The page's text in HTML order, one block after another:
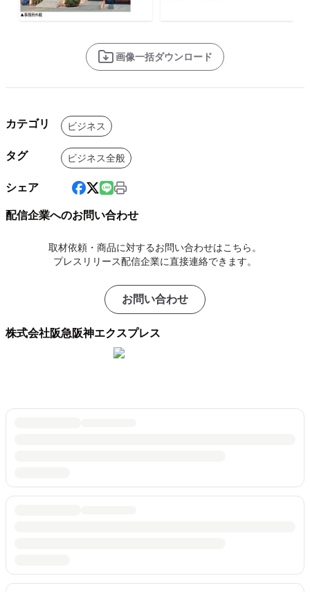
画像一括ダウンロード
カテゴリ ビジネス
タグ ビジネス全般
シェア
配信企業へのお問い合わせ
取材依頼・商品に対するお問い合わせはこちら。
プレスリリース配信企業に直接連絡できます。
お問い合わせ
株式会社阪急阪神エクスプレス